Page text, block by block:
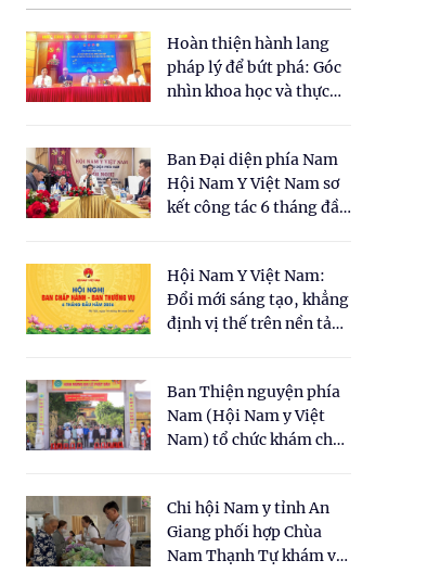
Hoàn thiện hành lang
pháp lý để bứt phá: Góc
nhìn khoa học và thực
cho Luật Y dược cổ
truyền Việt Nam"
Ban Đại diện phía Nam
Hội Nam Y Việt Nam sơ
kết công tác 6 tháng đầu
Hội Nam Y Việt Nam:
Đổi mới sáng tạo, khẳng
định vị thế trên nền tảng
Ban Thiện nguyện phía
Nam (Hội Nam y Việt
Nam) tổ chức khám chữa
dân tại xã Tân Tập
Chi hội Nam y tỉnh An
Giang phối hợp Chùa
Nam Thạnh Tự khám và